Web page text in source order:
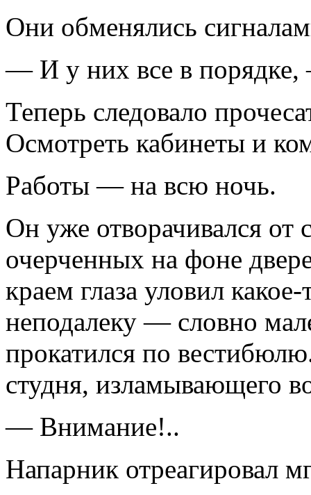
Они обменялись
— И у них все в
Теперь следовало
Осмотреть кабинеты и
Работы — на всю ночь.
Он уже отворачивался от
очерченных на фоне
краем глаза уловил
неподалеку — словно
прокатился по
студня, изла­мывающего
— Внимание!..
Напарник отреагировал